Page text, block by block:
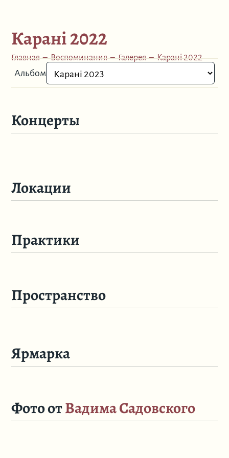
Карані 2022
Главная–Воспоминания–Галерея–Карані 2022
Альбом
Концерты
Локации
Практики
Пространство
Ярмарка
Фото отВадима Садовского